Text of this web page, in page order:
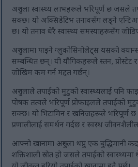
अरुगुला स्वास्थ्य लाभहरूले भरिपूर्ण छ जसले
सक्छ। यो अक्सिडेटिभ तनावसँग लड्ने
छ। यो तनाव धेरै स्वास्थ्य समस्याहरूसँग
अरुगुलामा पाइने ग्लुकोसिनोलेट्स यसको
सम्बन्धित छन्। यी यौगिकहरूले स्तन, प्रोस्टेट
जोखिम कम गर्न मद्दत गर्छन्।
अरुगुलाले तपाईंको मुटुको स्वास्थ्यलाई पनि
पोषक तत्वले भरिपूर्ण प्रोफाइलले तपाईंको
सक्छ। यो भिटामिन र खनिजहरूले भरिपूर्ण छ
प्रणालीलाई समर्थन गर्दछ र स्वस्थ
आफ्नो खानामा अरुगुला थप्नु एक बुद्धिमानी
शक्तिशाली स्रोत हो जसले तपाईंको